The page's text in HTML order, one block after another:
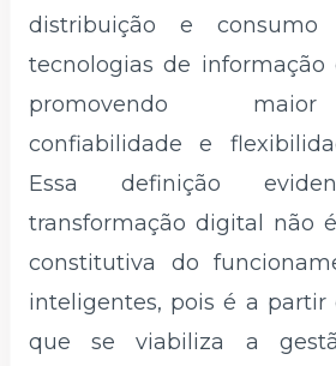
distribuição e
tecnologias de informação
promovendo
confiabilidade e
Essa definição
transformação digital não
constitutiva do
inteligentes, pois é a partir
que se viabiliza a